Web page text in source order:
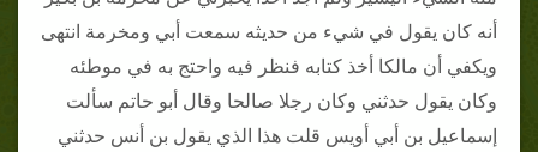
أنه كان يقول في شيء من حديثه سمعت أبي ومخرمة انتهى
ويكفي أن مالكا أخذ كتابه فنظر فيه واحتج به في موطئه
وكان يقول حدثني وكان رجلا صالحا وقال أبو حاتم سألت
إسماعيل بن أبي أويس قلت هذا الذي يقول بن أنس حدثني